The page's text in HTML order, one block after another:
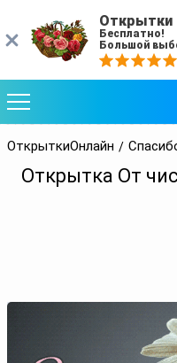
ОткрыткиОнлайн
Открытка От
Открытки
Бесплатно!
Большой